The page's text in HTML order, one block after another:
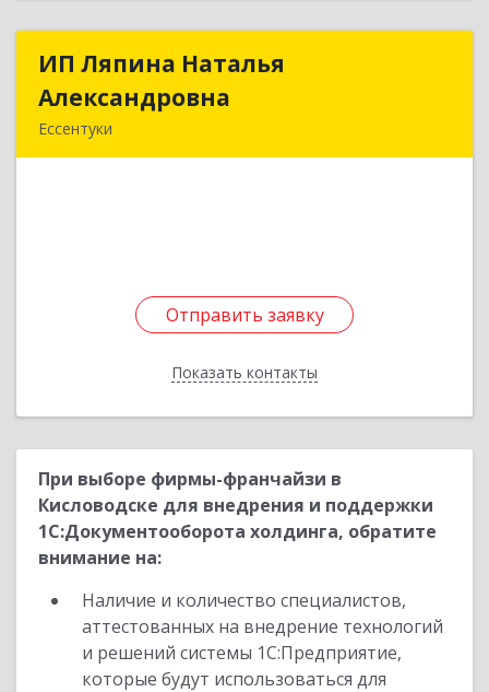
ИП Ляпина Наталья
Александровна
Ессентуки
Отправить заявку
Показать контакты
ИП Ляпина Наталья
Отправить заявку
Назад
При выборе фирмы-франчайзи в
Кисловодске для внедрения и поддержки
1С:Документооборота холдинга, обратите
внимание на:
Наличие и количество специалистов,
аттестованных на внедрение технологий
и решений системы 1С:Предприятие,
которые будут использоваться для